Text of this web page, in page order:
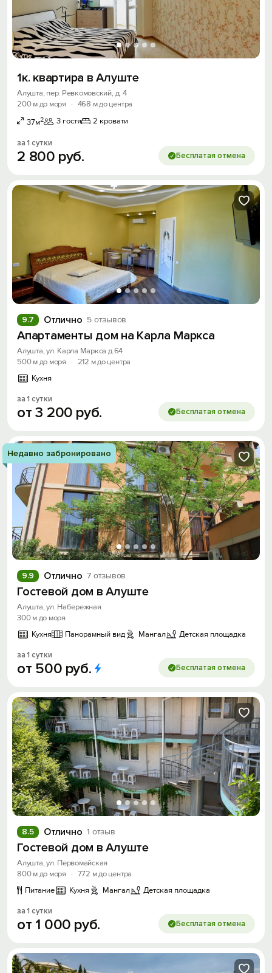
1к. квартира в Алуште
Алушта, пер. Ревкомовский, д. 4
200 м до моря
· 468 м до центра
37м2 3 гостя 2 кровати
за 1 сутки
2 800 руб. Бесплатая отмена
Отлично 5 отзывов
9.7
Апартаменты дом на Карла Маркса
Алушта, ул. Карла Маркса д.64
500 м до моря
· 212 м до центра
Кухня
за 1 сутки
от3 200 руб. Бесплатая отмена
Недавно забронировано
Отлично 7 отзывов
9.9
Гостевой дом в Алуште
Алушта, ул. Набережная
300 м до моря
Кухня
Панорамный вид Мангал Детская площадка
за 1 сутки
от 500 руб. Бесплатая отмена
Отлично 1 отзыв
8.5
Гостевой дом в Алуште
Алушта, ул. Первомайская
800 м до моря
· 772 м до центра
Питание
Кухня Мангал Детская площадка
за 1 сутки
от 1 000 руб. Бесплатая отмена